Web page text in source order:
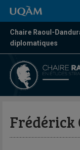
Chaire Raoul-
diplomatiques
Frédérick